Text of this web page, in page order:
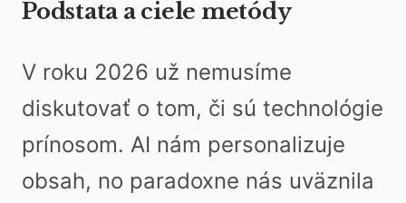
Podstata a ciele metódy
V roku 2026 už nemusíme
diskutovať o tom, či sú technológie
prínosom. AI nám personalizuje
obsah, no paradoxne nás uväznila